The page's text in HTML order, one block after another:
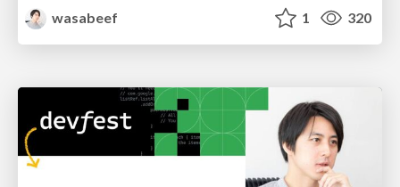
wasabeef
1 320